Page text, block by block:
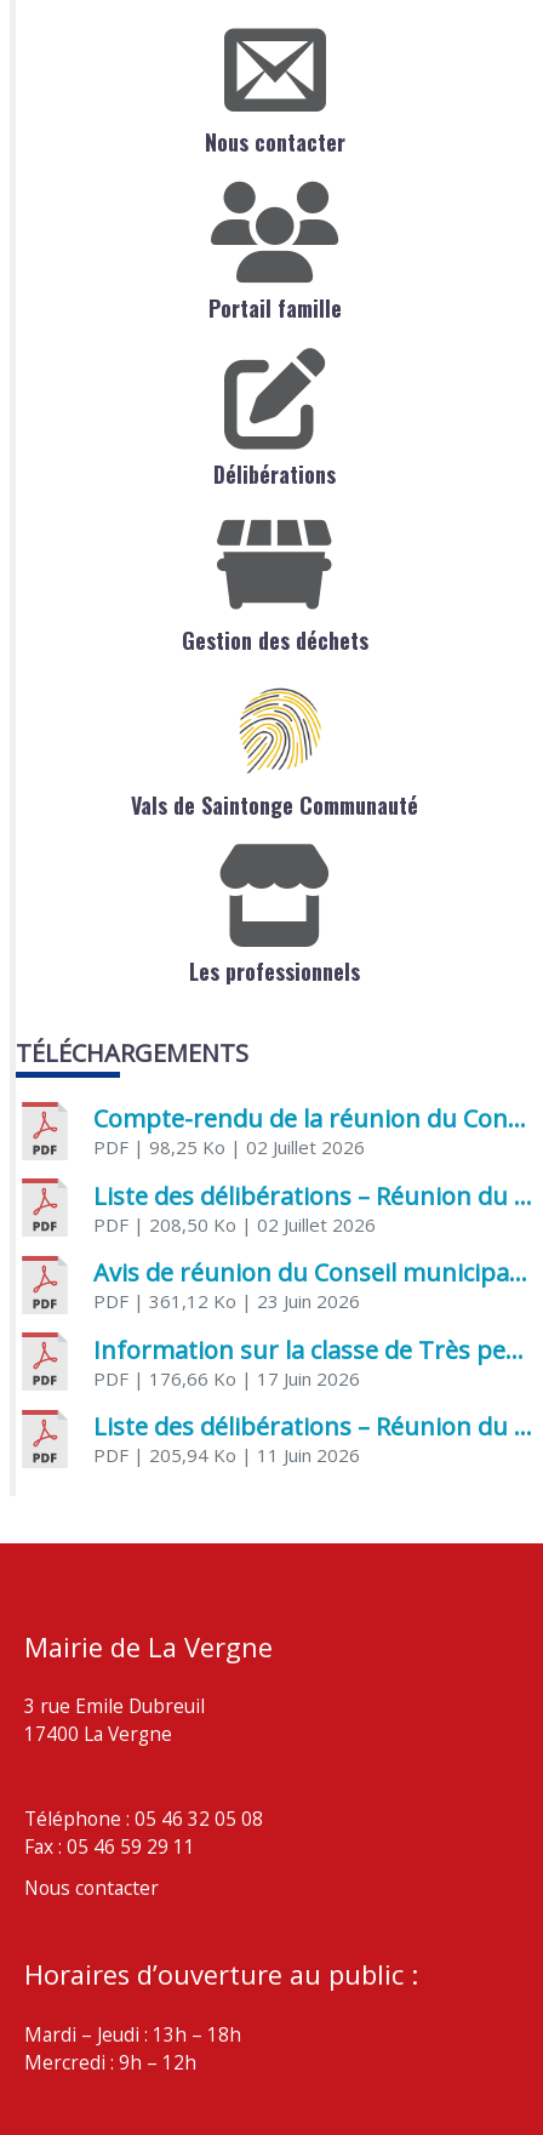
Nous contacter
Portail famille
Délibérations
Gestion des déchets
Vals de Saintonge Communauté
Les professionnels
TÉLÉCHARGEMENTS
Compte-rendu de la réunion du Conseil municipal du 05 juin 2026
PDF| 98,25 Ko | 02 Juillet 2026
Liste des délibérations – Réunion du Conseil municipal du 1er juillet 2026
PDF| 208,50 Ko | 02 Juillet 2026
Avis de réunion du Conseil municipal du 1er juillet 2026
PDF| 361,12 Ko | 23 Juin 2026
Information sur la classe de Très petite section à Saint Jean d’Angély
PDF| 176,66 Ko | 17 Juin 2026
Liste des délibérations – Réunion du Conseil municipal du 05 juin 2026
PDF| 205,94 Ko | 11 Juin 2026
Mairie de La Vergne
3 rue Emile Dubreuil
17400 La Vergne
Téléphone : 05 46 32 05 08
Fax : 05 46 59 29 11
Nous contacter
Horaires d’ouverture au public :
Mardi – Jeudi : 13h – 18h
Mercredi : 9h – 12h